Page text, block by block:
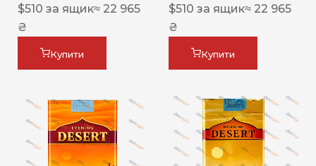
$510 за ящик≈ 22 965
₴
Купити
$510 за ящик≈ 22 965
₴
Купити